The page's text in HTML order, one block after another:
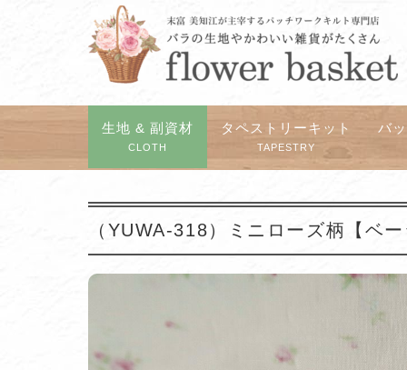
生地 & 副資材
CLOTH
タペストリーキット
TAPESTRY
バ
（YUWA-318）ミニローズ柄【ベ